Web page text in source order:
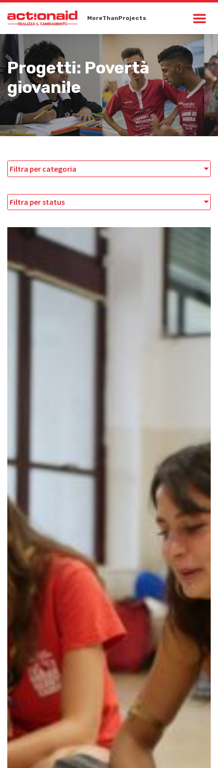
MoreThanProjects
Progetti: Povertà
giovanile
Filtra per categoria
Filtra per status